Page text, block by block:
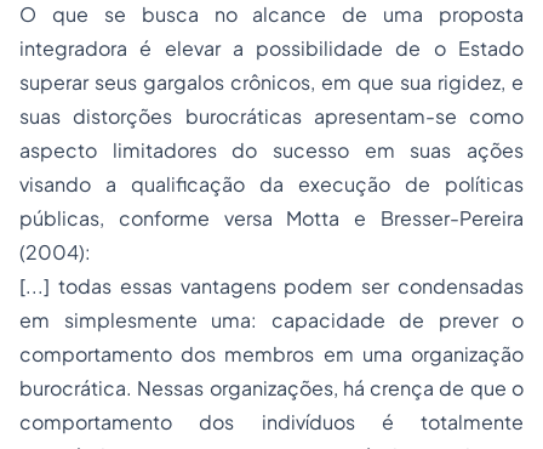
O que se busca no alcance de uma proposta
integradora é elevar a possibilidade de o Estado
superar seus gargalos crônicos, em que sua rigidez, e
suas distorções burocráticas apresentam-se como
aspecto limitadores do sucesso em suas ações
visando a qualificação da execução de políticas
públicas, conforme versa Motta e Bresser-Pereira
(2004):
[...] todas essas vantagens podem ser condensadas
em simplesmente uma: capacidade de prever o
comportamento dos membros em uma organização
burocrática. Nessas organizações, há crença de que o
comportamento dos indivíduos é totalmente